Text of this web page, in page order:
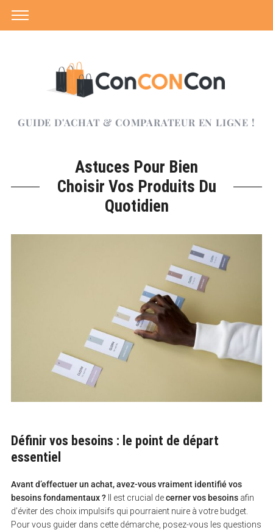
GUIDE D'ACHAT & COMPARATEUR EN LIGNE !
Astuces Pour Bien
Choisir Vos Produits Du
Quotidien
Définir vos besoins : le point de départ
essentiel
Avant d’effectuer un achat, avez-vous vraiment identifié vos
besoins fondamentaux ?Il est crucial decerner vos besoinsafin
d’éviter des choix impulsifs qui pourraient nuire à votre budget.
Pour vous guider dans cette démarche, posez-vous les questions